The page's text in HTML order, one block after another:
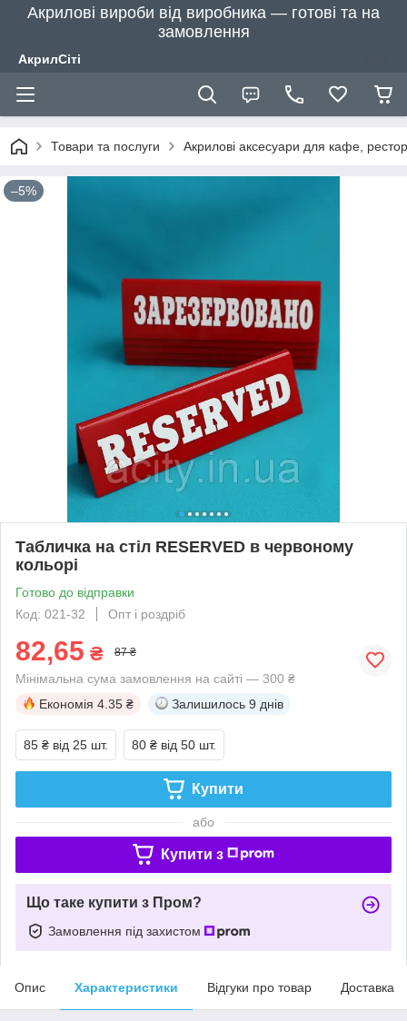
Акрилові вироби від виробника — готові та на
замовлення
АкрилСіті
Товари та послуги Акрилові аксесуари для кафе,
–5%
Табличка на стіл RESERVED в червоному
кольорі
Готово до відправки
Код: 021-32
Опт і роздріб
82,65 ₴ 87 ₴
Мінімальна сума замовлення на сайті — 300 ₴
Економія 4.35 ₴ Залишилось 9 днів
85 ₴ від 25 шт. 80 ₴ від 50 шт.
Купити
або
Купити з
Що таке купити з Пром?
Замовлення під захистом
Опис Характеристики Відгуки про товар Доставка